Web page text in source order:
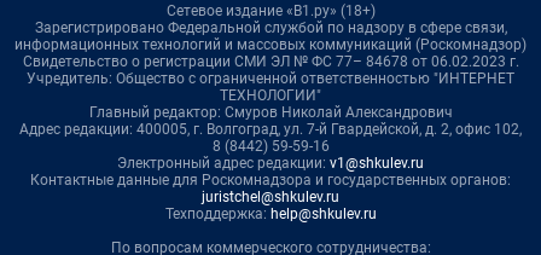
Сетевое издание «В1.ру» (18+)
Зарегистрировано Федеральной службой по надзору в сфере связи,
информационных технологий и массовых коммуникаций (Роскомнадзор)
Свидетельство о регистрации СМИ ЭЛ № ФС 77– 84678 от 06.02.2023 г.
Учредитель: Общество с ограниченной ответственностью "ИНТЕРНЕТ
ТЕХНОЛОГИИ"
Главный редактор: Смуров Николай Александрович
Адрес редакции: 400005, г. Волгоград, ул. 7-й Гвардейской, д. 2, офис 102,
8 (8442) 59-59-16
Электронный адрес редакции: v1@shkulev.ru
Контактные данные для Роскомнадзора и государственных органов:
juristchel@shkulev.ru
Техподдержка: help@shkulev.ru
По вопросам коммерческого сотрудничества: